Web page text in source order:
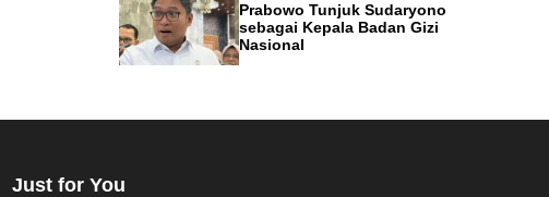
Prabowo Tunjuk Sudaryono
sebagai Kepala Badan Gizi
Nasional
Just for You